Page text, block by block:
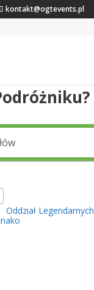
kontakt@ogtevents.pl
Oddział Legendarnych